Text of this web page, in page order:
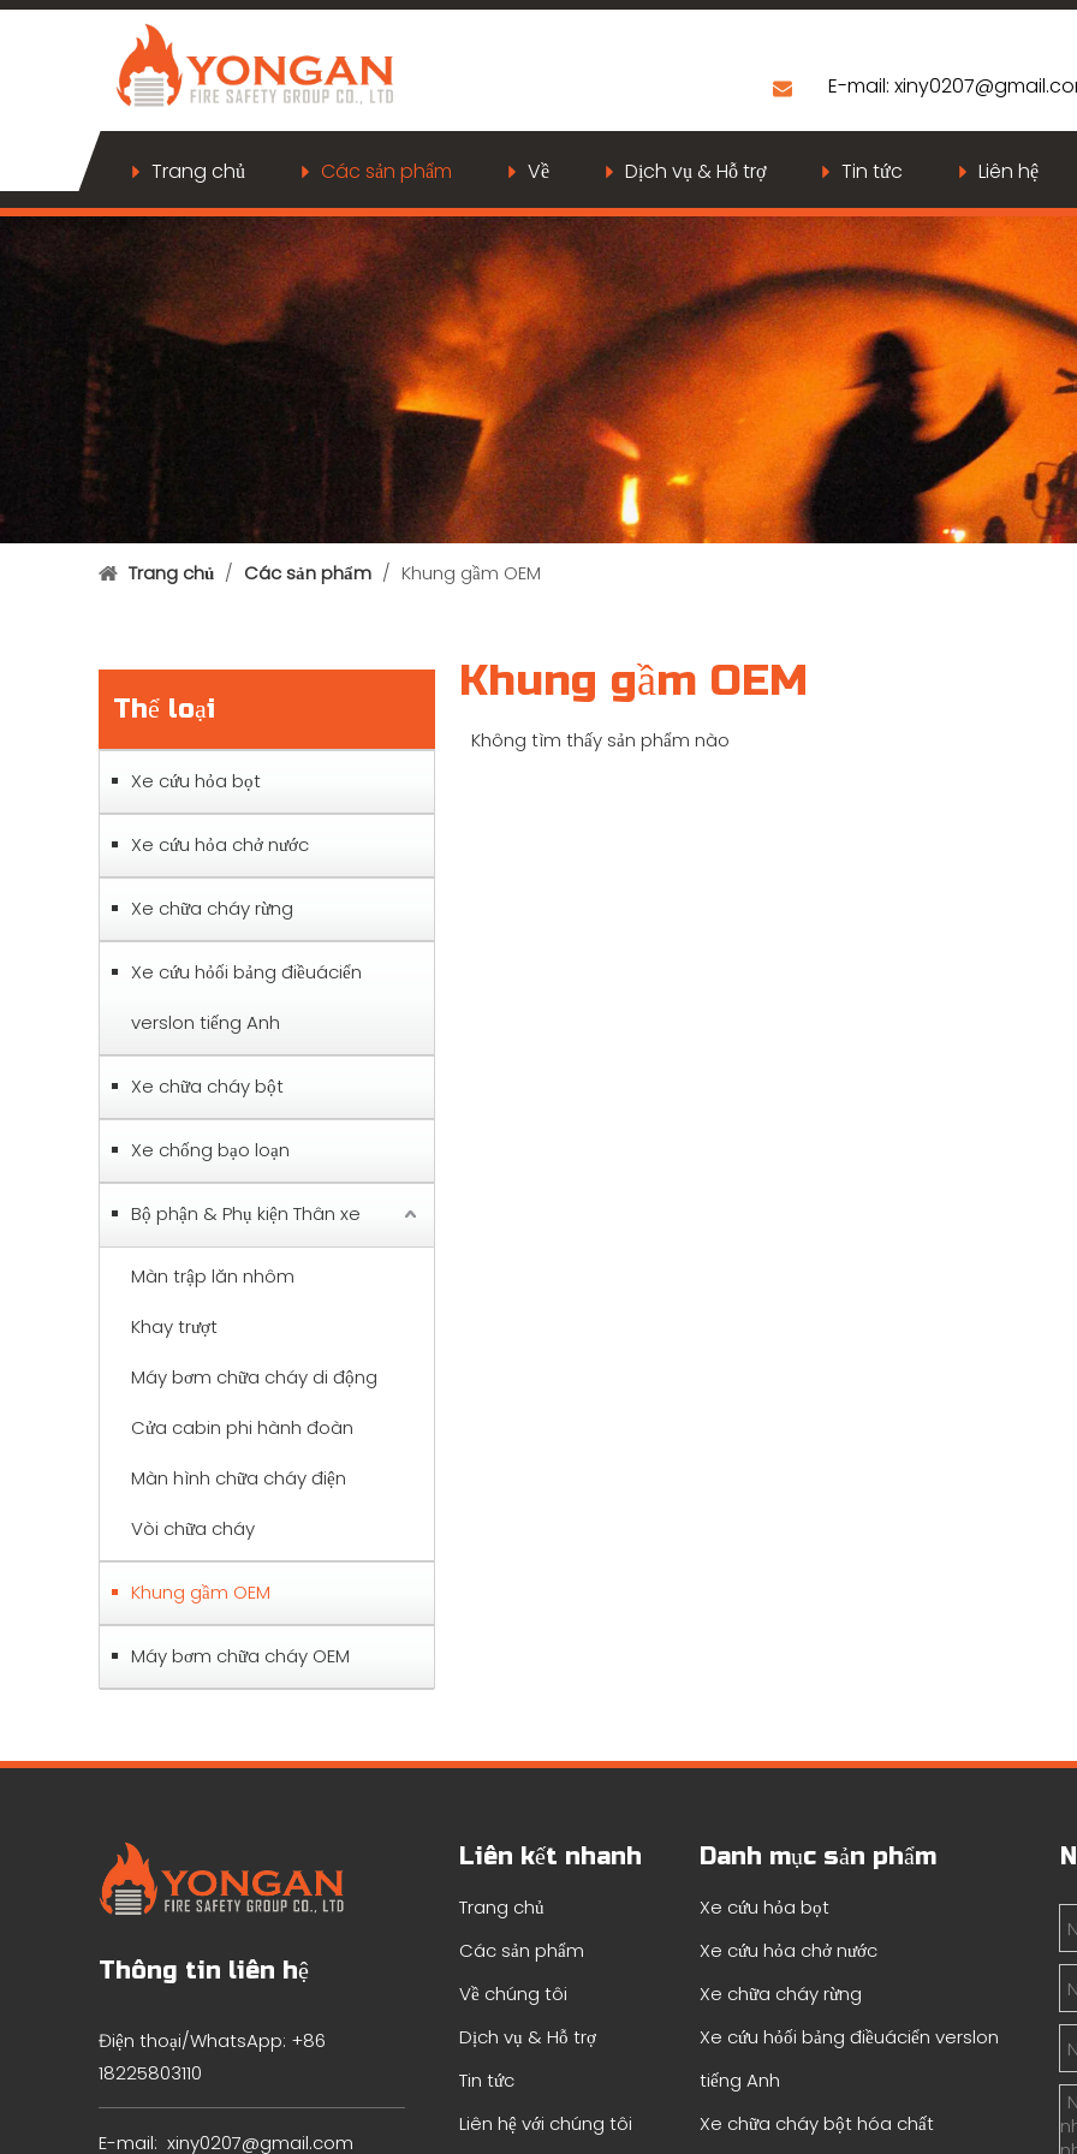
E-mail:
Trang chủ Các sản phẩm Về Dịch vụ & Hỗ trợ Tin tức Liên hệ
Trang chủ / Các sản phẩm / Khung gầm OEM
Thể loại
Xe cứu hỏa bọt
Xe cứu hỏa chở nước
Xe chữa cháy rừng
Xe cứu hỏối bảng điềuáciển
verslon tiếng Anh
Xe chữa cháy bột
Xe chống bạo loạn
Bộ phận & Phụ kiện Thân xe
Màn trập lăn nhôm
Khay trượt
Máy bơm chữa cháy di động
Cửa cabin phi hành đoàn
Màn hình chữa cháy điện
Vòi chữa cháy
Khung gầm OEM
Máy bơm chữa cháy OEM
Khung gầm OEM
Không tìm thấy sản phẩm nào
Thông tin liên hệ
Điện thoại/WhatsApp: +86
18225803110
E-mail: xiny0207@gmail.com
Liên kết nhanh
Trang chủ
Các sản phẩm
Về chúng tôi
Dịch vụ & Hỗ trợ
Tin tức
Liên hệ với chúng tôi
Danh mục sản phẩm
Xe cứu hỏa bọt
Xe cứu hỏa chở nước
Xe chữa cháy rừng
Xe cứu hỏối bảng điềuáciển verslon
tiếng Anh
Xe chữa cháy bột hóa chất